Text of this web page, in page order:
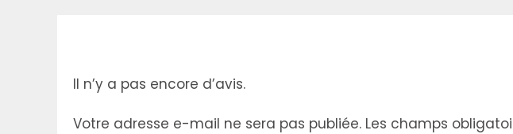
Il n’y a pas encore d’avis.
Votre adresse e-mail ne sera pas publiée. Les champs